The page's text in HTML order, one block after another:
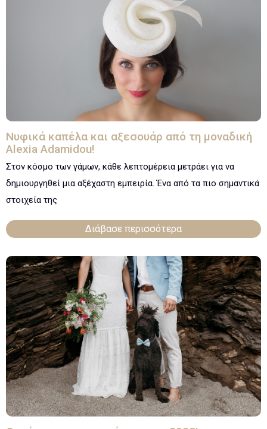
Νυφικά καπέλα και αξεσουάρ από τη μοναδική
Alexia Adamidou!
Στον κόσμο των γάμων, κάθε λεπτομέρεια μετράει για να
δημιουργηθεί μια αξέχαστη εμπειρία. Ένα από τα πιο σημαντικά
στοιχεία της
Διάβασε περισσότερα